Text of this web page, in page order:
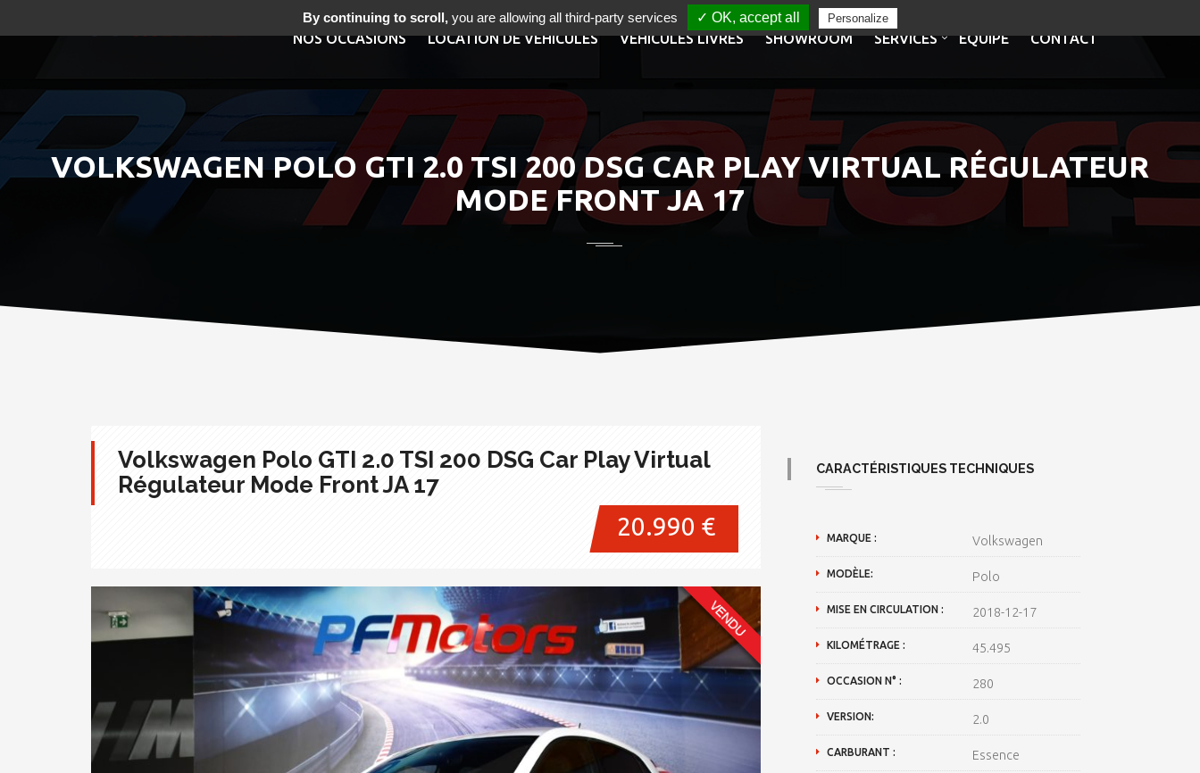
NOS OCCASIONS LOCATION DE VÉHICULES VÉHICULES LIVRÉS SHOWROOM SERVICES EQUIPE CONTACT
VOLKSWAGEN POLO GTI 2.0 TSI 200 DSG CAR PLAY VIRTUAL RÉGULATEUR
MODE FRONT JA 17
Volkswagen Polo GTI 2.0 TSI 200 DSG Car Play Virtual
Régulateur Mode Front JA 17
20.990 €
CARACTÉRISTIQUES TECHNIQUES
MARQUE : Volkswagen
MODÈLE: Polo
MISE EN CIRCULATION : 2018-12-17
KILOMÉTRAGE : 45.495
OCCASION N° : 280
VERSION: 2.0
CARBURANT : Essence
By continuing to scroll,you are allowing all third-party services ✓ OK, accept all Personalize